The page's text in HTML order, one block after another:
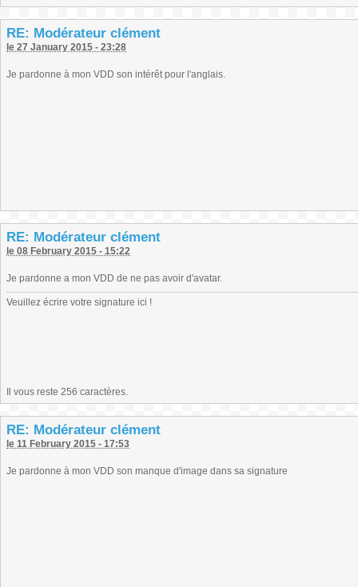
RE: Modérateur clément
le 27 January 2015 - 23:28
Je pardonne à mon VDD son intérêt pour l'anglais.
RE: Modérateur clément
le 08 February 2015 - 15:22
Je pardonne a mon VDD de ne pas avoir d'avatar.
Veuillez écrire votre signature ici !
Il vous reste 256 caractères.
RE: Modérateur clément
le 11 February 2015 - 17:53
Je pardonne à mon VDD son manque d'image dans sa signature